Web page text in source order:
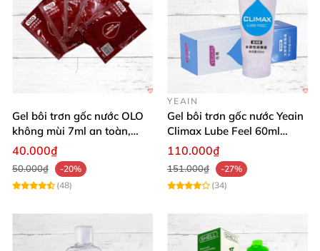
Gel bôi trơn gốc nước OLO
không mùi 7ml an toàn,
chất lượng
40.000₫
50.000₫
-20%
(48)
YEAIN
Gel bôi trơn gốc nước Yeain
Climax Lube Feel 60ml
Thăng hoa tối ưu
110.000₫
151.000₫
-27%
(34)